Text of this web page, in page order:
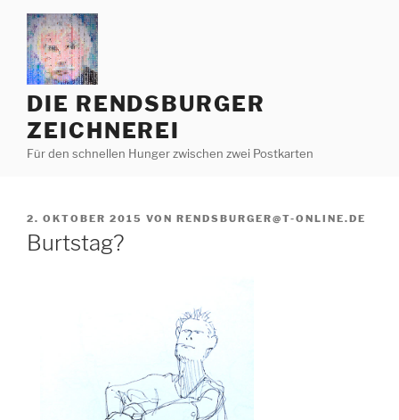
Zum
Inhalt
springen
DIE RENDSBURGER
ZEICHNEREI
Für den schnellen Hunger zwischen zwei Postkarten
VERÖFFENTLICHT
AM
2. OKTOBER 2015 VON RENDSBURGER@T-ONLINE.DE
Burtstag?